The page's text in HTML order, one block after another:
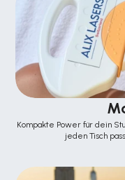
Kompakte Power für dein
jeden Tisch